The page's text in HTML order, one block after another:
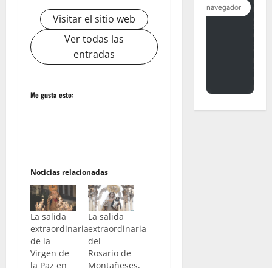
Visitar el sitio web
Ver todas las
entradas
Me gusta esto:
Noticias relacionadas
La salida
extraordinaria
de la
Virgen de
la Paz en
La salida
extraordinaria
del
Rosario de
Montañeses,